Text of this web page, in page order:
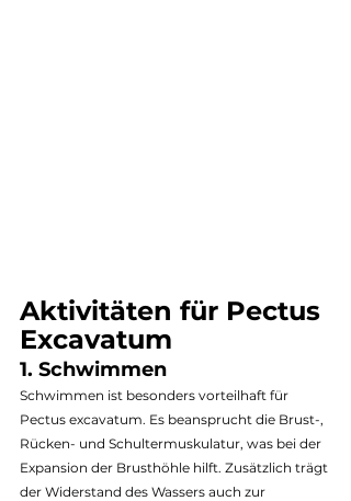
Aktivitäten für Pectus
Excavatum
1. Schwimmen
Schwimmen ist besonders vorteilhaft für
Pectus excavatum. Es beansprucht die Brust-,
Rücken- und Schultermuskulatur, was bei der
Expansion der Brusthöhle hilft. Zusätzlich trägt
der Widerstand des Wassers auch zur